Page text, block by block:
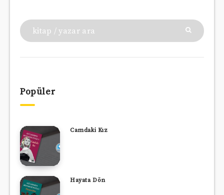
Popüler
Camdaki Kız
Hayata Dön